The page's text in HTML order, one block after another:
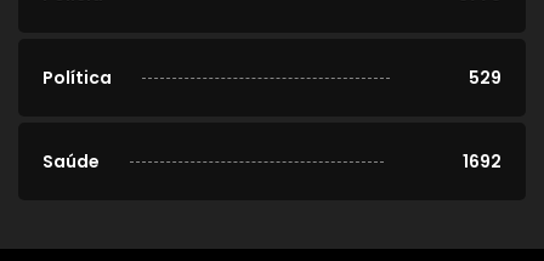
Política 529
Saúde 1692